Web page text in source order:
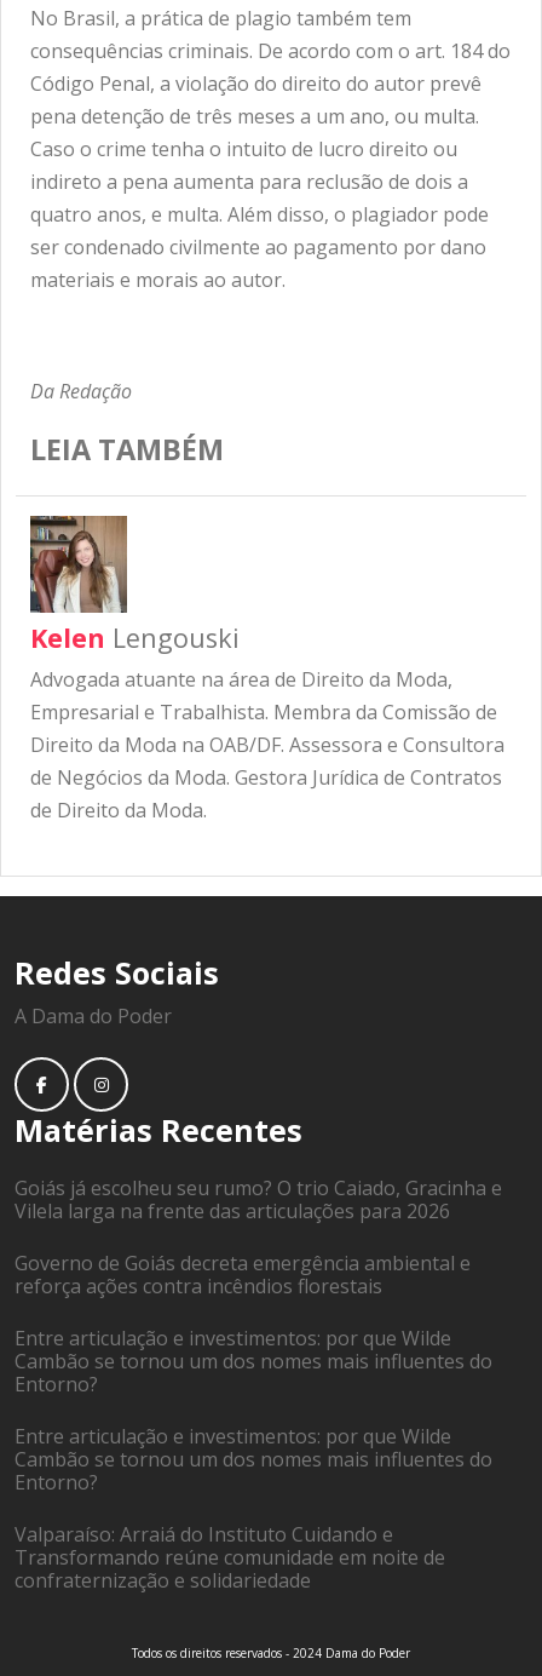
No Brasil, a prática de plagio também tem
consequências criminais. De acordo com o art. 184 do
Código Penal, a violação do direito do autor prevê
pena detenção de três meses a um ano, ou multa.
Caso o crime tenha o intuito de lucro direito ou
indireto a pena aumenta para reclusão de dois a
quatro anos, e multa. Além disso, o plagiador pode
ser condenado civilmente ao pagamento por dano
materiais e morais ao autor.
Da Redação
LEIA TAMBÉM
Kelen Lengouski
Advogada atuante na área de Direito da Moda,
Empresarial e Trabalhista. Membra da Comissão de
Direito da Moda na OAB/DF. Assessora e Consultora
de Negócios da Moda. Gestora Jurídica de Contratos
de Direito da Moda.
Redes Sociais
A Dama do Poder
Matérias Recentes
Goiás já escolheu seu rumo? O trio Caiado, Gracinha e
Vilela larga na frente das articulações para 2026
Governo de Goiás decreta emergência ambiental e
reforça ações contra incêndios florestais
Entre articulação e investimentos: por que Wilde
Cambão se tornou um dos nomes mais influentes do
Entorno?
Entre articulação e investimentos: por que Wilde
Cambão se tornou um dos nomes mais influentes do
Entorno?
Valparaíso: Arraiá do Instituto Cuidando e
Transformando reúne comunidade em noite de
confraternização e solidariedade
Todos os direitos reservados - 2024 Dama do Poder